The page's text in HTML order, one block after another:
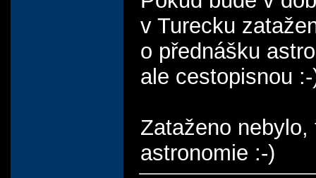
v Turecku
o přednášku
ale cestopisnou
Zataženo nebylo,
astronomie :-)